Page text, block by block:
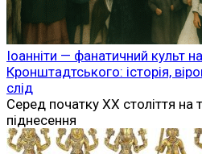
Іоанніти — фанатичний культ
Кронштадтського: історія,
слід
Серед початку XX століття на
піднесення